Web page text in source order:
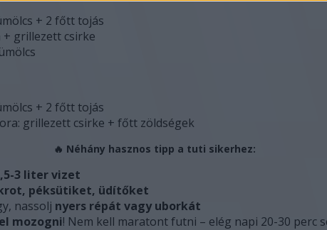
+ 2 főtt tojás
+ grillezett csirke
+ 2 főtt tojás
grillezett csirke + főtt zöldségek
🔥 Néhány hasznos tipp a tuti sikerhez:
3 liter vizet
péksütiket, üdítőket
nassolj nyers répát vagy uborkát
mozogni! Nem kell maratont futni – elég napi 20-30 perc